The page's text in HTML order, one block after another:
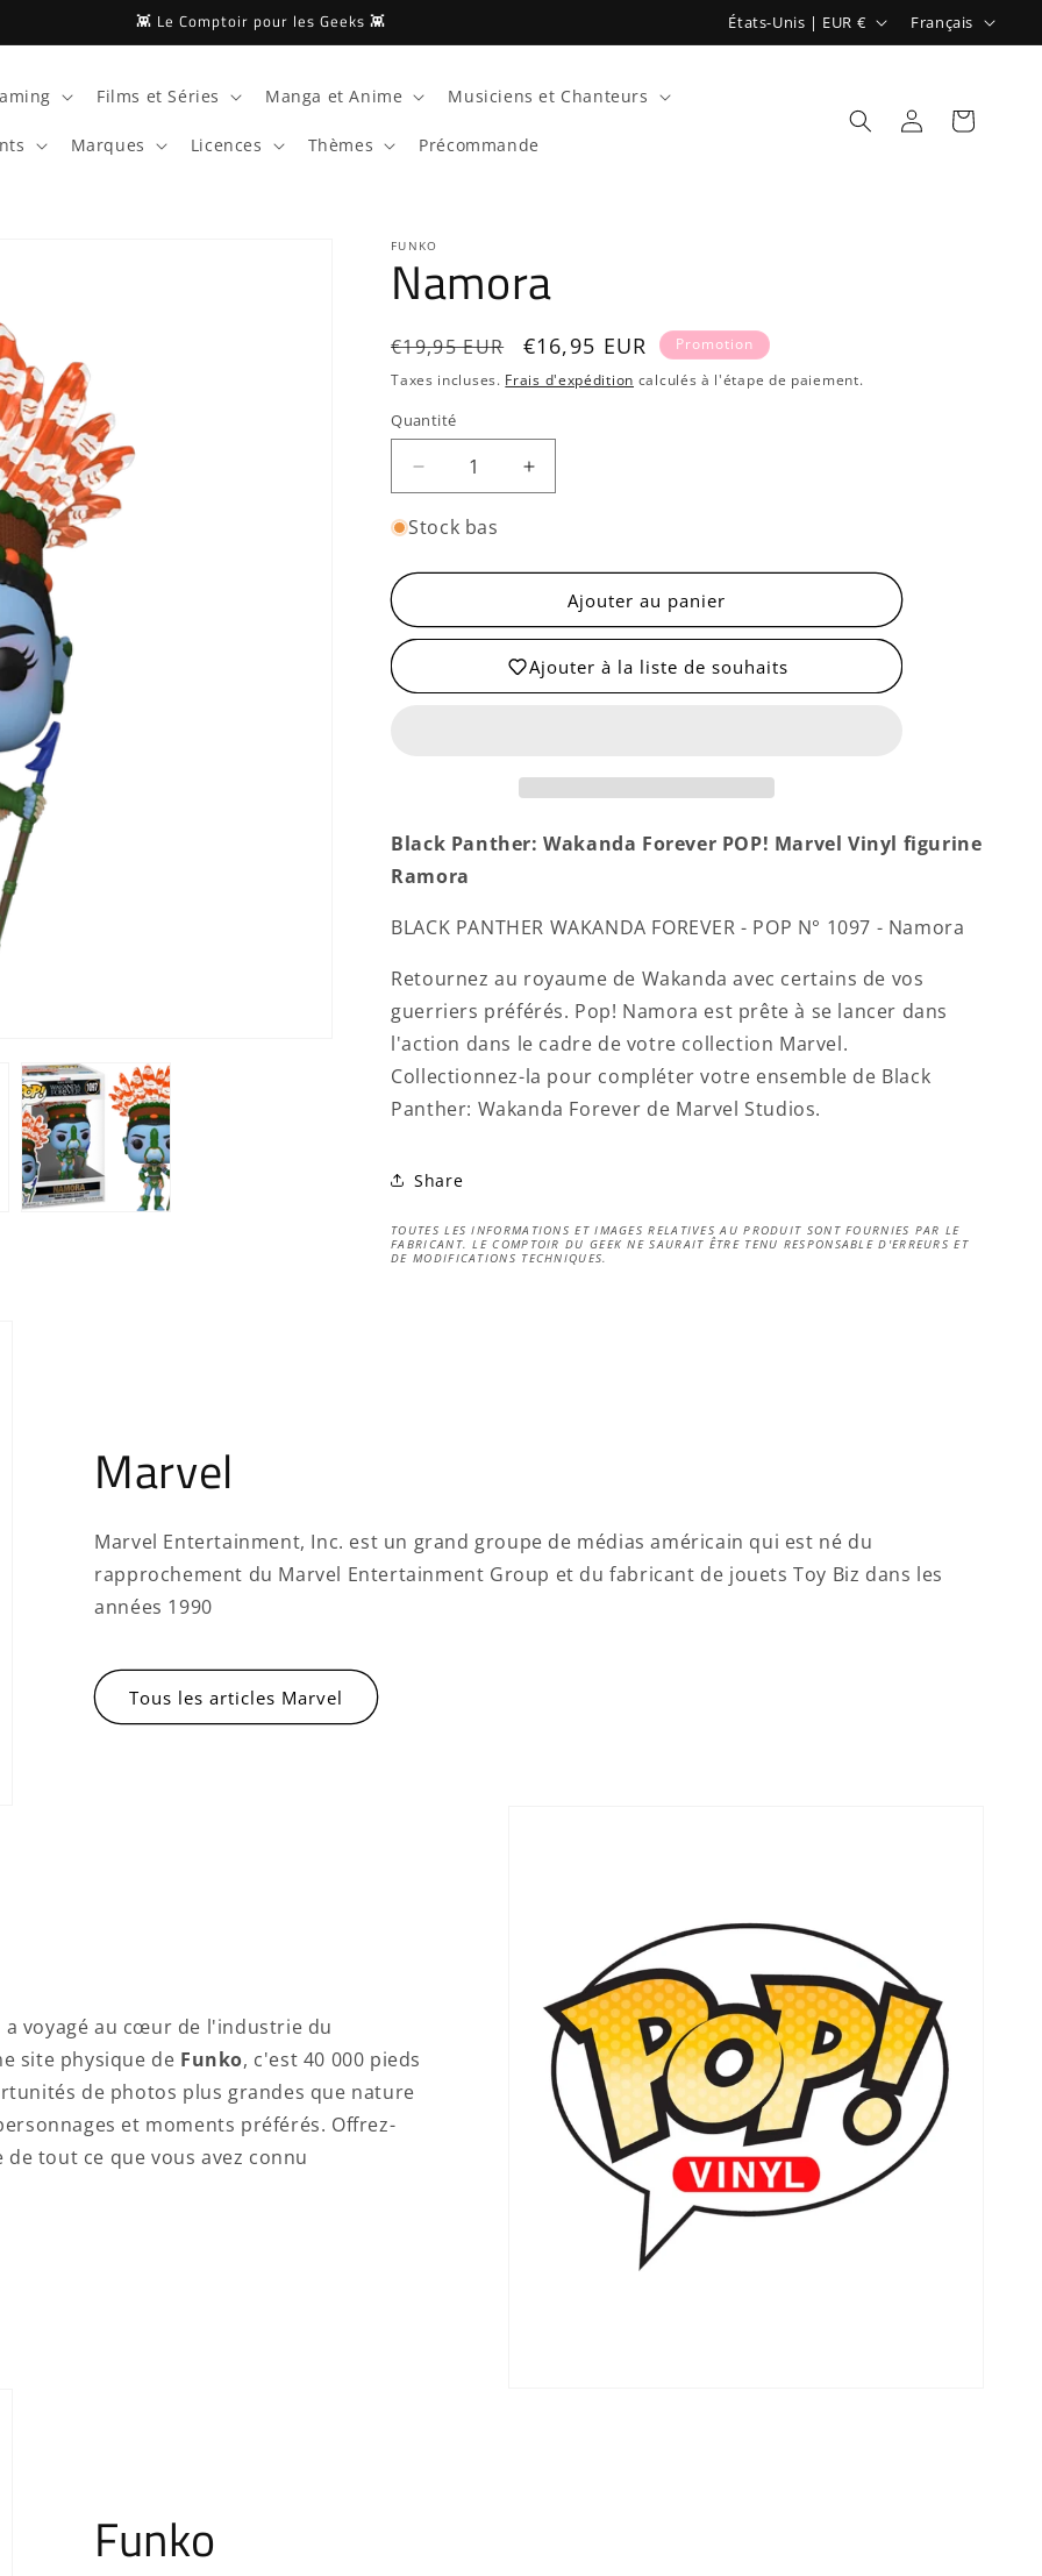
👾 Le Comptoir pour les Geeks 👾
P
a
o
n
États-Unis | EUR €
a
g
Français
Films et Séries Manga et Anime Musiciens et Chanteurs
Marques Licences Thèmes Précommande
ConnexionPanier
FUNKO
Namora
Prix
habituel
€19,95 EUR
Prix
promotionnel
€16,95 EUR
Promotion
Taxes incluses. Frais d'expédition calculés à l'étape de paiement.
Quantité
Quantité
Réduire
la
quantité
Namora
Augmenter
la
Namora
Stock bas
Ajouter au panier
Ajouter à la liste de souhaits
Black Panther: Wakanda Forever POP! Marvel Vinyl figurine
Ramora
BLACK PANTHER WAKANDA FOREVER - POP N° 1097 - Namora
Retournez au royaume de Wakanda avec certains de vos
guerriers préférés. Pop! Namora est prête à se lancer dans
l'action dans le cadre de votre collection Marvel.
Collectionnez-la pour compléter votre ensemble de Black
Panther: Wakanda Forever de Marvel Studios.
Share
TOUTES LES INFORMATIONS ET IMAGES RELATIVES AU PRODUIT SONT FOURNIES PAR LE
FABRICANT. LE COMPTOIR DU GEEK NE SAURAIT ÊTRE TENU RESPONSABLE D'ERREURS ET
DE MODIFICATIONS TECHNIQUES.
Marvel
Marvel Entertainment, Inc. est un grand groupe de médias américain qui est né du
rapprochement du Marvel Entertainment Group et du fabricant de jouets Toy Biz dans les
années 1990
Tous les articles Marvel
voyagé au cœur de l'industrie du
site physique de Funko, c'est 40 000 pieds
de photos plus grandes que nature
et moments préférés. Offrez-
tout ce que vous avez connu
Funko